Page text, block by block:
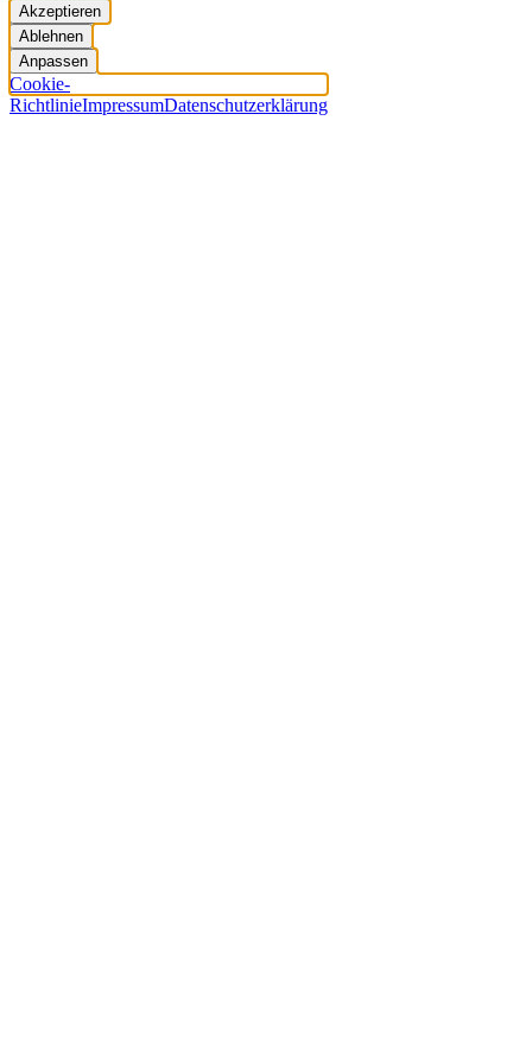
Akzeptieren
Ablehnen
Anpassen
Cookie-
RichtlinieImpressumDatenschutzerklärung